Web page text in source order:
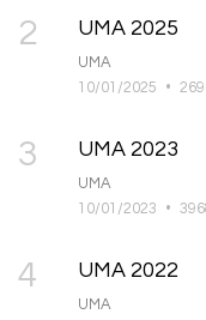
2 UMA 2025
UMA
10/01/2025
•
3 UMA 2023
UMA
10/01/2023
•
4 UMA 2022
UMA